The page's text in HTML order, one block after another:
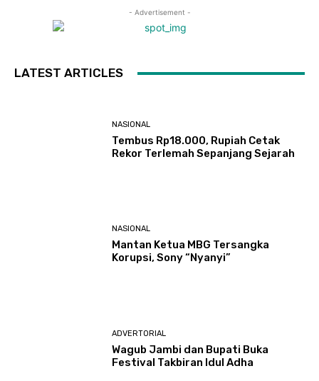
- Advertisement -
LATEST ARTICLES
NASIONAL
Tembus Rp18.000, Rupiah Cetak
Rekor Terlemah Sepanjang Sejarah
NASIONAL
Mantan Ketua MBG Tersangka
Korupsi, Sony “Nyanyi”
ADVERTORIAL
Wagub Jambi dan Bupati Buka
Festival Takbiran Idul Adha